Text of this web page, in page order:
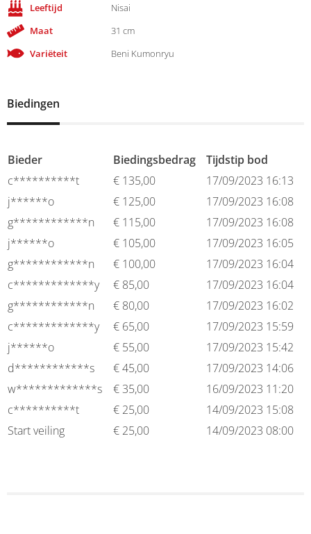
Leeftijd
Nisai
Maat
31 cm
Variëteit
Beni Kumonryu
Biedingen
Bieder Biedingsbedrag
Tijdstip bod
c**********t
€ 135,00
17/09/2023 16:13
j******o
€ 125,00
17/09/2023 16:08
g************n
€ 115,00
17/09/2023 16:08
j******o
€ 105,00
17/09/2023 16:05
g************n
€ 100,00
17/09/2023 16:04
c*************y
€ 85,00
17/09/2023 16:04
g************n
€ 80,00
17/09/2023 16:02
c*************y
€ 65,00
17/09/2023 15:59
j******o
€ 55,00
17/09/2023 15:42
d************s
€45,00
17/09/2023 14:06
w*************s
€ 35,00
16/09/2023 11:20
c**********t
€ 25,00
14/09/2023 15:08
Start veiling
€ 25,00 14/09/2023 08:00